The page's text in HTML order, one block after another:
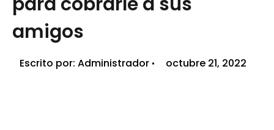
amigos
Escrito por: Administrador octubre 21, 2022